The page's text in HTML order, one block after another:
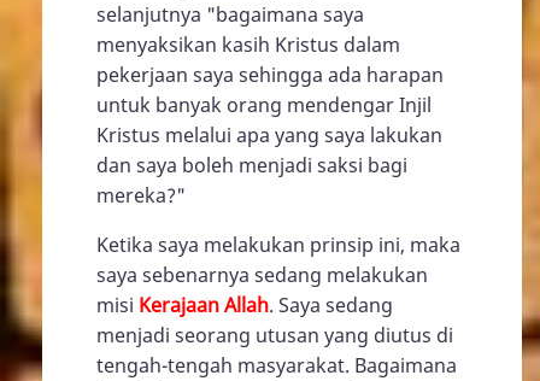
selanjutnya "bagaimana saya
menyaksikan kasih Kristus dalam
pekerjaan saya sehingga ada harapan
untuk banyak orang mendengar Injil
Kristus melalui apa yang saya lakukan
dan saya boleh menjadi saksi bagi
mereka?"
Ketika saya melakukan prinsip ini, maka
saya sebenarnya sedang melakukan
misi Kerajaan Allah. Saya sedang
menjadi seorang utusan yang diutus di
tengah-tengah masyarakat. Bagaimana